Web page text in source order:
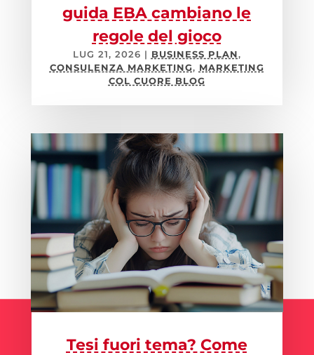
guida EBA cambiano le
regole del gioco
LUG 21, 2026 | BUSINESS PLAN,
CONSULENZA MARKETING, MARKETING
COL CUORE BLOG
Tesi fuori tema? Come